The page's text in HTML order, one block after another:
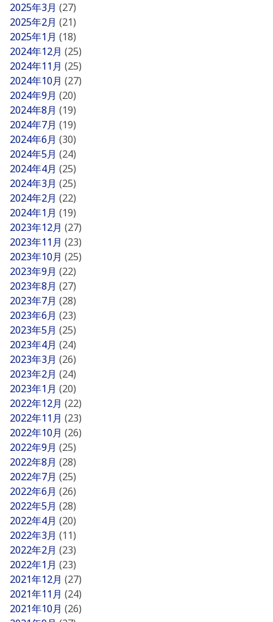
2025年3月 (27)
2025年2月 (21)
2025年1月 (18)
2024年12月 (25)
2024年11月 (25)
2024年10月 (27)
2024年9月 (20)
2024年8月 (19)
2024年7月 (19)
2024年6月 (30)
2024年5月 (24)
2024年4月 (25)
2024年3月 (25)
2024年2月 (22)
2024年1月 (19)
2023年12月 (27)
2023年11月 (23)
2023年10月 (25)
2023年9月 (22)
2023年8月 (27)
2023年7月 (28)
2023年6月 (23)
2023年5月 (25)
2023年4月 (24)
2023年3月 (26)
2023年2月 (24)
2023年1月 (20)
2022年12月 (22)
2022年11月 (23)
2022年10月 (26)
2022年9月 (25)
2022年8月 (28)
2022年7月 (25)
2022年6月 (26)
2022年5月 (28)
2022年4月 (20)
2022年3月 (11)
2022年2月 (23)
2022年1月 (23)
2021年12月 (27)
2021年11月 (24)
2021年10月 (26)